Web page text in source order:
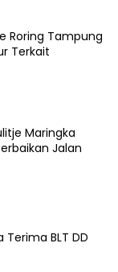
Roring Tampung
Terkait
Maringka
Jalan
Terima BLT DD